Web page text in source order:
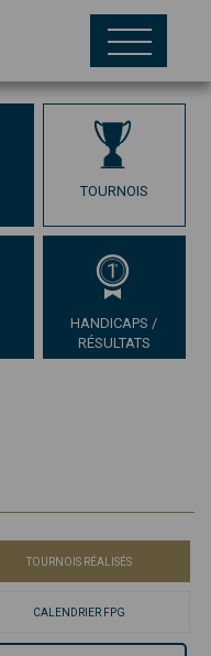
TOURNOIS
HANDICAPS /
RÉSULTATS
TOURNOIS RÉALISÉS
CALENDRIER FPG